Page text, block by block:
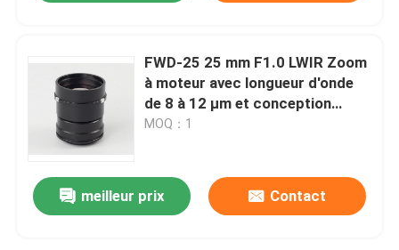
À la maison
Produits
Vidéos
FWD-25 25 mm F1.0 LWIR Zoom
à moteur avec longueur d'onde
de 8 à 12 μm et conception
athérmalisée en série de
MOQ：1
meilleur prix Contact
Pièces 8STA01098SN MIL Spec Connector Socket circulaire (femelle) d'aviation